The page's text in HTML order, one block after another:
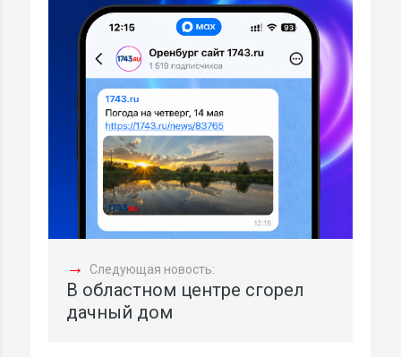
→ Следующая новость:
В областном центре сгорел
дачный дом